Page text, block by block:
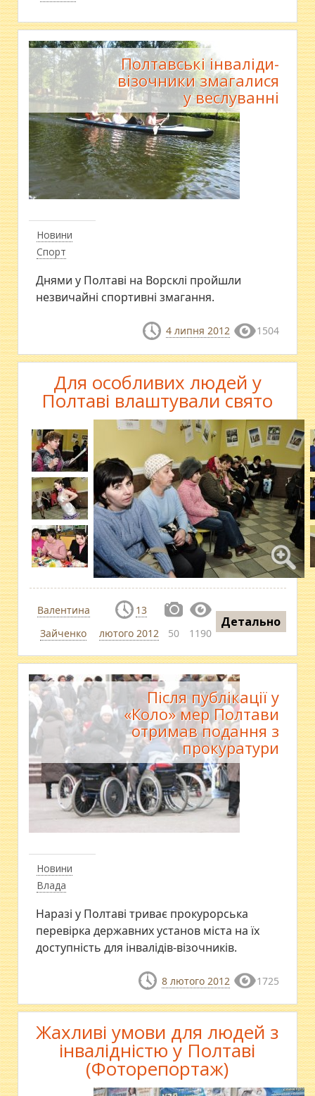
Новини
Спорт
Полтавські інваліди-
візочники змагалися
у веслуванні
Днями у Полтаві на Ворсклі пройшли
незвичайні спортивні змагання.
4 липня 2012 1504
Для особливих людей у
Полтаві влаштували свято
Валентина
Зайченко
13
лютого 2012
50 1190
Детально
Новини
Влада
Після публікації у
«Коло» мер Полтави
отримав подання з
прокуратури
Наразі у Полтаві триває прокурорська
перевірка державних установ міста на їх
доступність для інвалідів-візочників.
8 лютого 2012 1725
Жахливі умови для людей з
інвалідністю у Полтаві
(Фоторепортаж)